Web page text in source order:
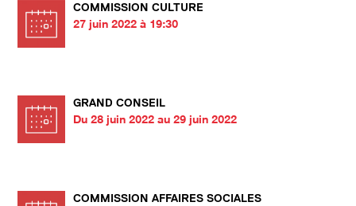
COMMISSION CULTURE
27 juin 2022 à 19:30
GRAND CONSEIL
Du 28 juin 2022 au 29 juin 2022
COMMISSION AFFAIRES SOCIALES